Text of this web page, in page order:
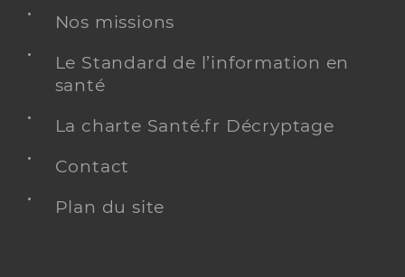
Nos missions
Le Standard de l’information en
santé
La charte Santé.fr Décryptage
Contact
Plan du site